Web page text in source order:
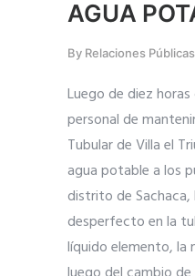
AGUA
By Relaciones Públicas
Luego de diez
personal de
Tubular de Villa el
agua potable a los
distrito de
desperfecto en la
líquido elemento, la